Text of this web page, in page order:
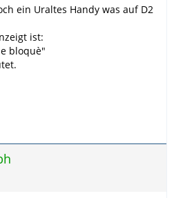
ein Uraltes Handy was auf D2
ist:
bloquè"